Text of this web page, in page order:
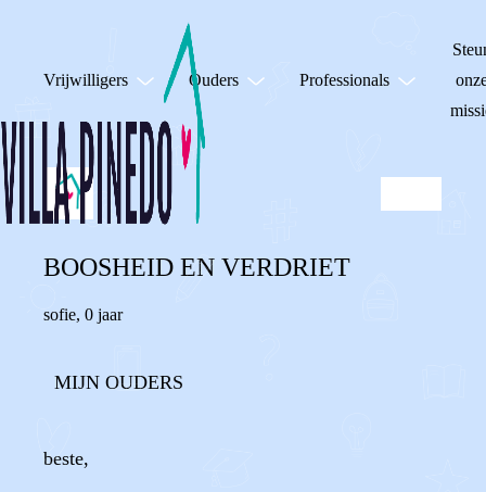
Vrijwilligers Ouders Professionals
BOOSHEID EN VERDRIET
sofie, 0 jaar
MIJN OUDERS
beste,